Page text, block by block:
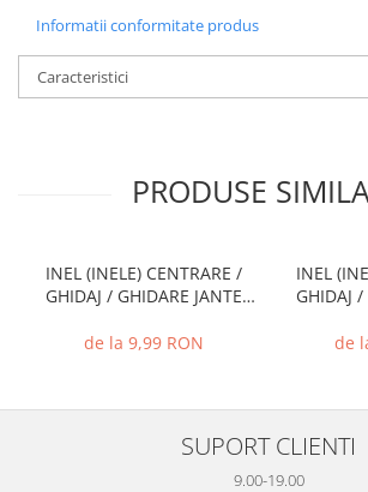
Informatii conformitate produs
Caracteristici
PRODUSE
INEL (INELE) CENTRARE /
GHIDAJ / GHIDARE JANTE
de la 9,99 RON
INEL
GHIDAJ /
de
SUPORT CLIENTI
9.00-19.00